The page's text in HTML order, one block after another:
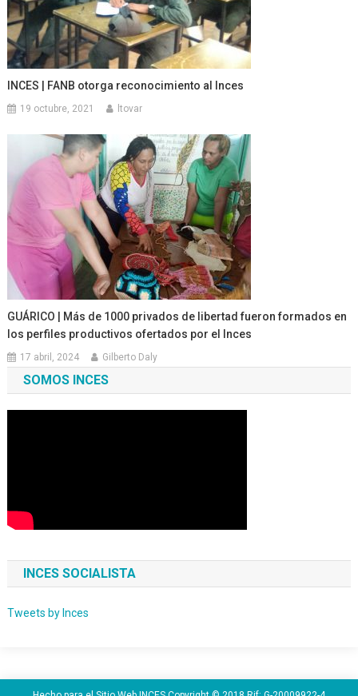
INCES | FANB otorga reconocimiento al Inces
19 octubre, 2021 ltovar
GUÁRICO | Más de 1000 privados de libertad fueron formados en
los perfiles productivos ofertados por el Inces
17 abril, 2024 Gilberto Daly
SOMOS INCES
INCES SOCIALISTA
Tweets by Inces